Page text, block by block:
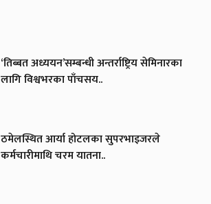
‘तिब्बत अध्ययन’सम्बन्धी अन्तर्राष्ट्रिय सेमिनारका
लागि विश्वभरका पाँचसय..
ठमेलस्थित आर्या होटलका सुपरभाइजरले
कर्मचारीमाथि चरम यातना..